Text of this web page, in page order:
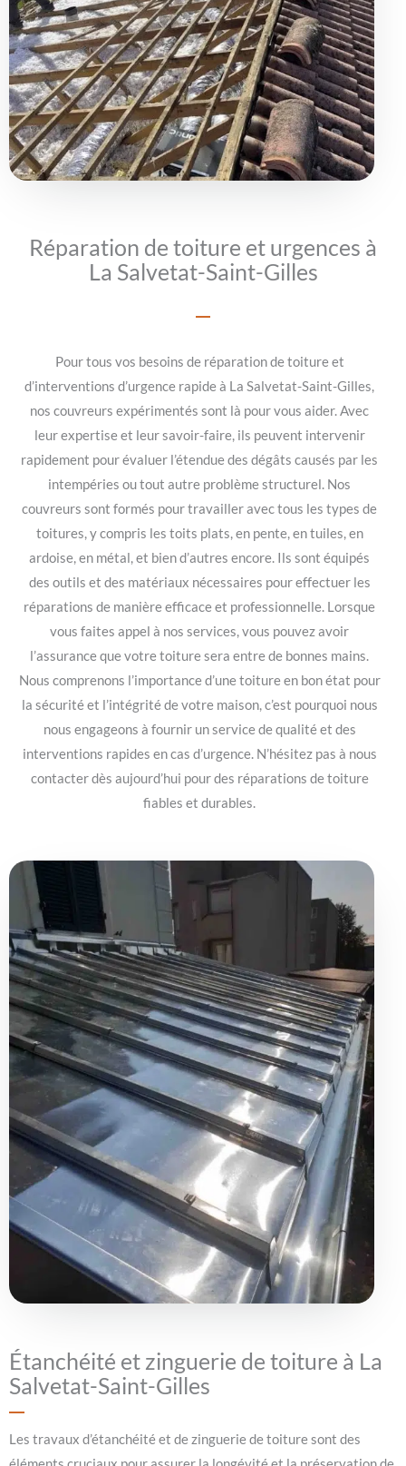
Réparation de toiture et urgences à
La Salvetat-Saint-Gilles
Pour tous vos besoins de réparation de toiture et
d’interventions d’urgence rapide à La Salvetat-Saint-Gilles,
nos couvreurs expérimentés sont là pour vous aider. Avec
leur expertise et leur savoir-faire, ils peuvent intervenir
rapidement pour évaluer l’étendue des dégâts causés par les
intempéries ou tout autre problème structurel. Nos
couvreurs sont formés pour travailler avec tous les types de
toitures, y compris les toits plats, en pente, en tuiles, en
ardoise, en métal, et bien d’autres encore. Ils sont équipés
des outils et des matériaux nécessaires pour effectuer les
réparations de manière efficace et professionnelle. Lorsque
vous faites appel à nos services, vous pouvez avoir
l’assurance que votre toiture sera entre de bonnes mains.
Nous comprenons l’importance d’une toiture en bon état pour
la sécurité et l’intégrité de votre maison, c’est pourquoi nous
nous engageons à fournir un service de qualité et des
interventions rapides en cas d’urgence. N’hésitez pas à nous
contacter dès aujourd’hui pour des réparations de toiture
fiables et durables.
Étanchéité et zinguerie de toiture à La
Salvetat-Saint-Gilles
Les travaux d’étanchéité et de zinguerie de toiture sont des